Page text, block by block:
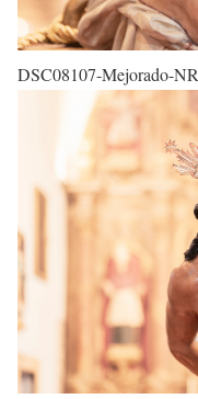
DSC08107-Mejorado-NR